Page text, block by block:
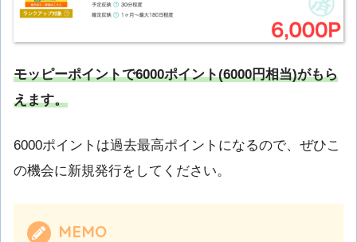
モッピーポイントで6000ポイント(6000円相当)がもら
えます。
6000ポイントは過去最高ポイントになるので、ぜひこ
の機会に新規発行をしてください。
MEMO